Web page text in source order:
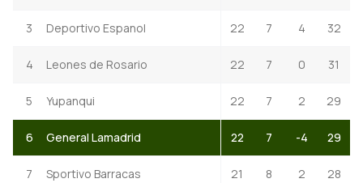
3 Deportivo Espanol 22 7 4 32
4 Leones de Rosario 22 7 0 31
5 Yupanqui 22 7 2 29
6 General Lamadrid 22 7 -4 29
7 Sportivo Barracas 21 8 2 28